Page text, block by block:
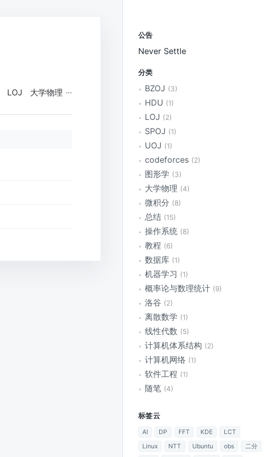
公告
Never Settle
分类
BZOJ 3
HDU 1
LOJ 2
SPOJ 1
UOJ 1
codeforces 2
图形学 3
大学物理 4
微积分 8
总结 15
操作系统 8
教程 6
数据库 1
机器学习 1
概率论与数理统计 9
洛谷 2
离散数学 1
线性代数 5
计算机体系结构 2
计算机网络 1
软件工程 1
随笔 4
标签云
AI DP FFT KDE
LCT
Linux
NTT Ubuntu obs
二分
LOJ 大学物理